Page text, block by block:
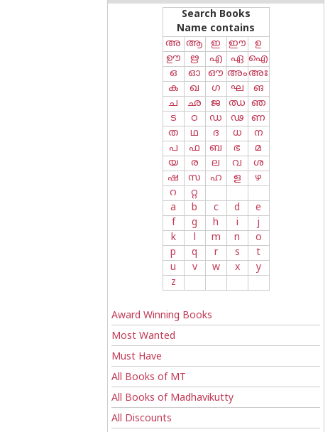
Search Books
Name contains
അ ആ ഇ ഈ
ഉ
ഊ
ഋ എ ഏ ഐ
ഒ
ഓ ഔ അംഅഃ
ക
ഖ ഗ ഘ
ങ
ച
ഛ ജ ഝ ഞ
ട
ഠ ഡ ഢ
ണ
ത
ഥ ദ ധ
ന
പ
ഫ ബ ഭ
മ
യ
ര ല വ
ശ
ഷ
സ ഹ ള
ഴ
റ
റ്റ
a
b c d
e
f
g h i
j
k
l m n
o
p
q r s
t
u
v w x
y
z
Award Winning Books
Most Wanted
Must Have
All Books of MT
All Books of Madhavikutty
All Discounts